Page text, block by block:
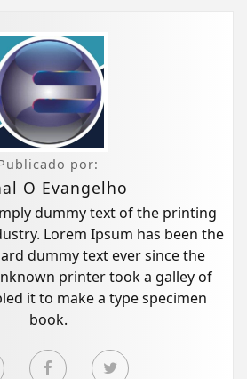
por:
O Evangelho
dummy text of the printing
Lorem Ipsum has been the
dummy text ever since the
printer took a galley of
it to make a type specimen
book.